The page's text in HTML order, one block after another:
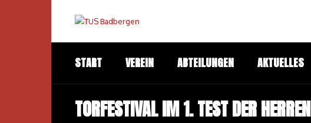
START VEREIN ABTEILUNGEN AKTUELLES
TORFESTIVAL IM 1. TEST DER HERREN